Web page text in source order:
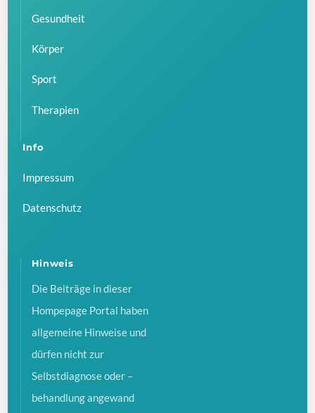
Gesundheit
Körper
Sport
Therapien
Info
Impressum
Datenschutz
Hinweis
Die Beiträge in dieser
Hompepage Portal haben
allgemeine Hinweise und
dürfen nicht zur
Selbstdiagnose oder –
behandlung angewand